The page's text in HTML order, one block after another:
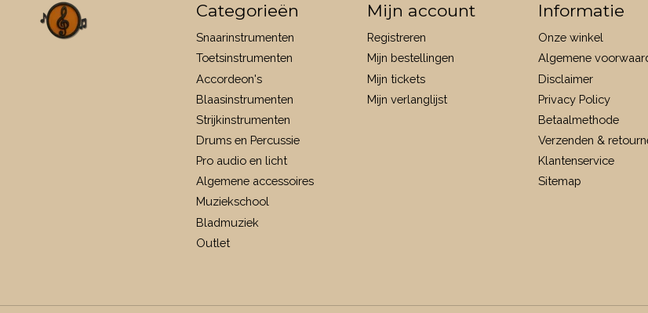
Categorieën
Snaarinstrumenten
Toetsinstrumenten
Accordeon's
Blaasinstrumenten
Strijkinstrumenten
Drums en Percussie
Pro audio en licht
Algemene accessoires
Muziekschool
Bladmuziek
Outlet
Mijn account
Registreren
Mijn bestellingen
Mijn tickets
Mijn verlanglijst
Informatie
Onze winkel
Algemene
Disclaimer
Privacy Policy
Betaalmethode
Verzenden &
Klantenservice
Sitemap